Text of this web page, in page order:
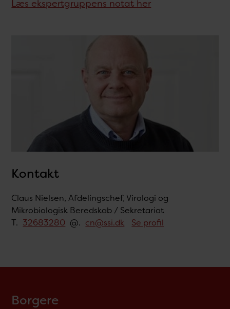
Læs ekspertgruppens notat her
Kontakt
Claus Nielsen, Afdelingschef, Virologi og
Mikrobiologisk Beredskab / Sekretariat
T. 32683280 @. cn@ssi.dk Se profil
Borgere